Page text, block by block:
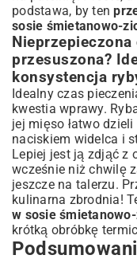
podstawa, by ten
sosie śmietanowo-
Nieprzepieczona
przesuszona?
konsystencja
Idealny czas
kwestia wprawy.
jej mięso łatwo
naciskiem widelca i
Lepiej jest ją zdjąć z
wcześnie niż chwilę
jeszcze na talerzu.
kulinarna zbrodnia!
w sosie śmietanowo-
krótką obróbkę